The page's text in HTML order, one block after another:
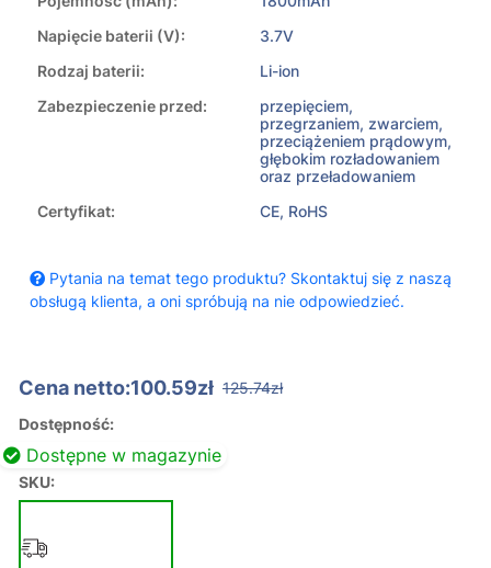
Napięcie baterii (V):
3.7V
Rodzaj baterii:
Li-ion
Zabezpieczenie przed:
przepięciem,
przegrzaniem, zwarciem,
przeciążeniem prądowym,
głębokim rozładowaniem
oraz przeładowaniem
Certyfikat:
CE, RoHS
Pytania na temat tego produktu? Skontaktuj się z naszą
obsługą klienta, a oni spróbują na nie odpowiedzieć.
Cena netto:100.59zł 125.74zł
Dostępność:
Dostępne w magazynie
SKU: